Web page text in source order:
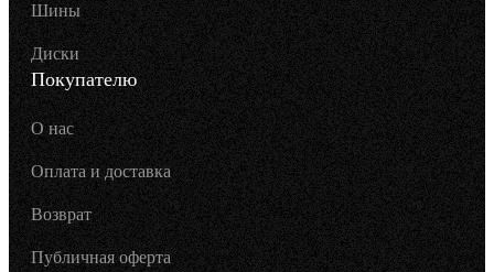
Шины
Диски
Покупателю
О нас
Оплата и доставка
Возврат
Публичная оферта